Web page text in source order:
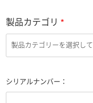
製品カテゴリ
シリアルナンバー：